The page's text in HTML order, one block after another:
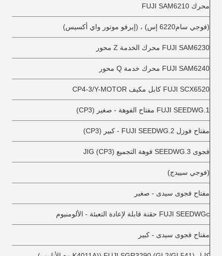
محرك FUJI SAM6210
(فوجي سام6220 إس) ، (إيرفو موتور واي أكسيس)
FUJI SAM6230 محرك الخدمة Z محور
FUJI SAM6240 محرك خدمة Q محور
FUJI SCX6520 كابل مكيف CP4-3/Y-MOTOR
FUJI SEEDWG.1 مفتاح الفوهة - صغير (CP3)
مفتاح فوزل FUJI SEEDWG.2 - كبير (CP3)
فجوى SEEDWG.3 فوهة التجميع JIG (CP3)
(فوجي سييدج)
مفتاح فجوى سيدى - صغير
FUJI SEEDWGc حقنة قابلة لإعادة التعبئة - الألومنيوم
مفتاح فجوى سيدى - كبير